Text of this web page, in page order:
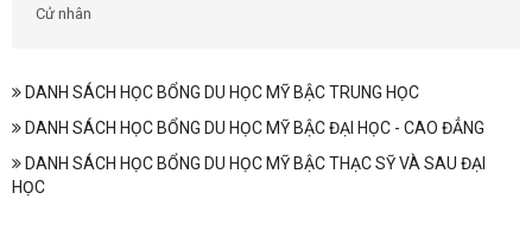
Cử nhân
DANH SÁCH HỌC BỔNG DU HỌC MỸ BẬC TRUNG HỌC
DANH SÁCH HỌC BỔNG DU HỌC MỸ BẬC ĐẠI HỌC - CAO ĐẲNG
DANH SÁCH HỌC BỔNG DU HỌC MỸ BẬC THẠC SỸ VÀ SAU ĐẠI
HỌC